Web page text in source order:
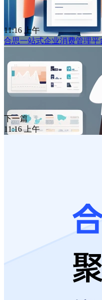
11:16 上午
合思一站式企业消费管理
下一篇
11:16 上午